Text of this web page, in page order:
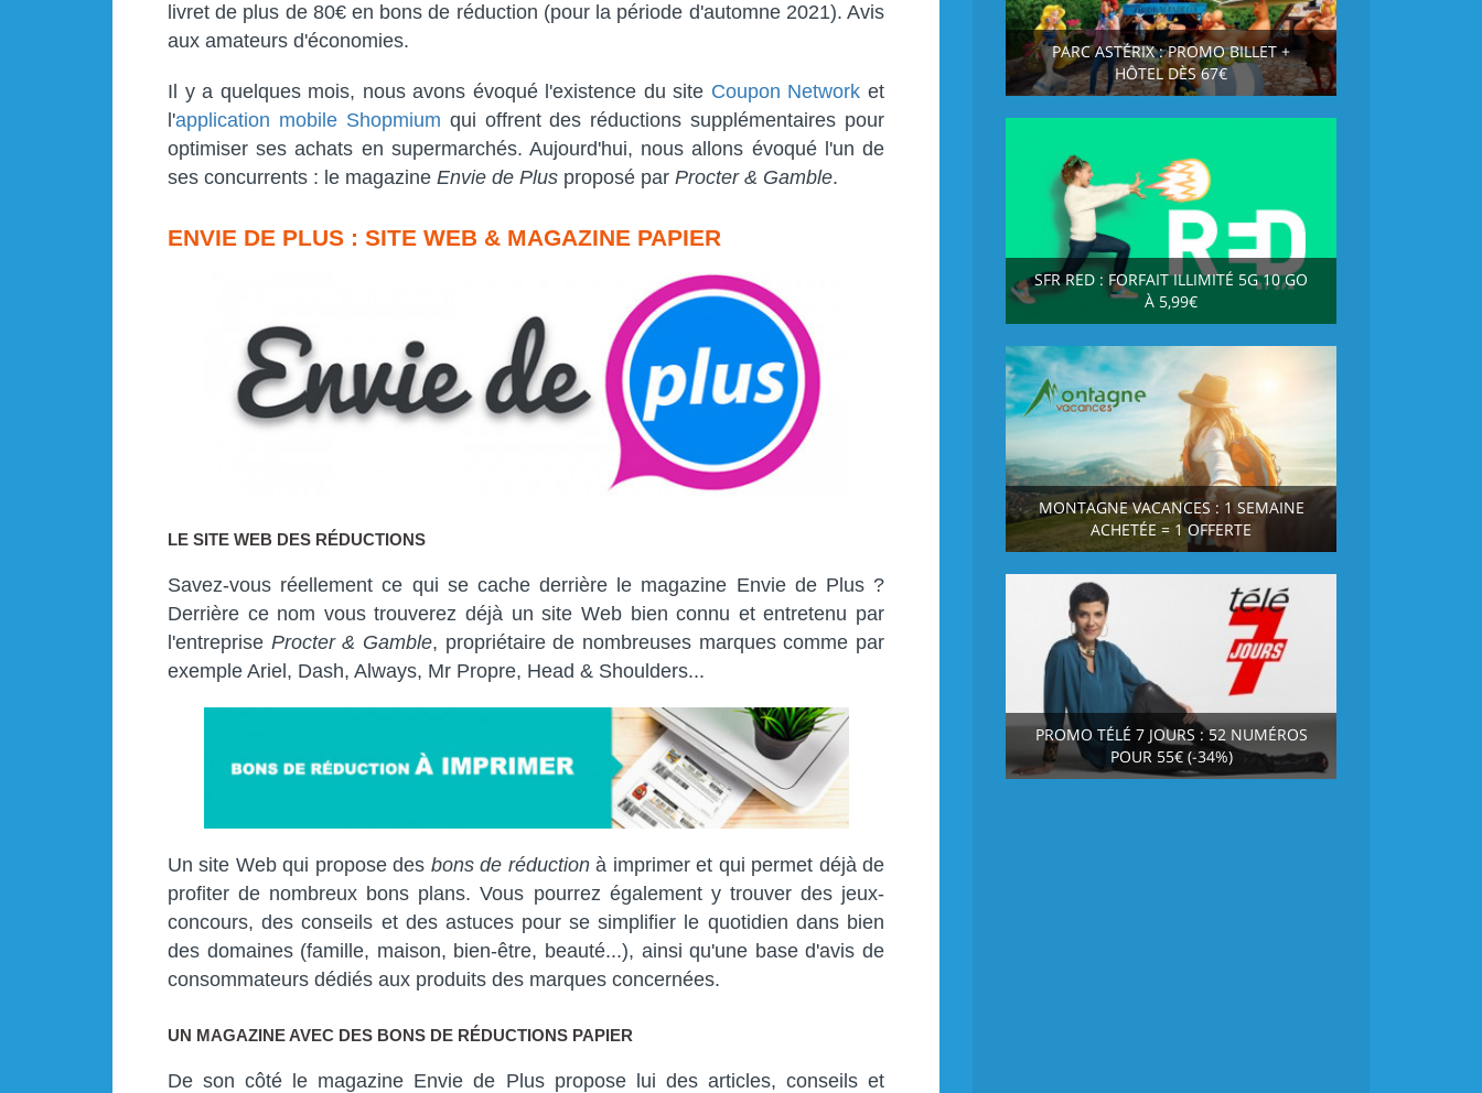
livret de plus de 80€ en bons de réduction (pour la période d'automne 2021). Avis
aux amateurs d'économies.
Il y a quelques mois, nous avons évoqué l'existence du site Coupon Network et
l'application mobile Shopmium qui offrent des réductions supplémentaires pour
optimiser ses achats en supermarchés. Aujourd'hui, nous allons évoqué l'un de
ses concurrents : le magazine Envie de Plus proposé par Procter & Gamble.
ENVIE DE PLUS : SITE WEB & MAGAZINE PAPIER
LE SITE WEB DES RÉDUCTIONS
Savez-vous réellement ce qui se cache derrière le magazine Envie de Plus ?
Derrière ce nom vous trouverez déjà un site Web bien connu et entretenu par
l'entreprise Procter & Gamble, propriétaire de nombreuses marques comme par
exemple Ariel, Dash, Always, Mr Propre, Head & Shoulders...
Un site Web qui propose des bons de réductionà imprimer et qui permet déjà de
profiter de nombreux bons plans. Vous pourrez également y trouver des jeux-
concours, des conseils et des astuces pour se simplifier le quotidien dans bien
des domaines (famille, maison, bien-être, beauté...), ainsi qu'une base d'avis de
consommateurs dédiés aux produits des marques concernées.
UN MAGAZINE AVEC DES BONS DE RÉDUCTIONS PAPIER
De son côté le magazine Envie de Plus propose lui des articles, conseils et
PARC ASTÉRIX : PROMO BILLET +
HÔTEL DÈS 67€
SFR RED : FORFAIT ILLIMITÉ 5G 10 GO
À 5,99€
MONTAGNE VACANCES : 1 SEMAINE
ACHETÉE = 1 OFFERTE
PROMO TÉLÉ 7 JOURS : 52 NUMÉROS
POUR 55€ (-34%)